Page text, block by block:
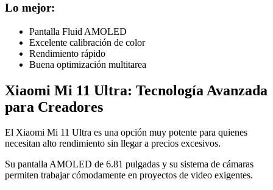
Lo mejor:
Pantalla Fluid AMOLED
Excelente calibración de color
Rendimiento rápido
Buena optimización multitarea
Xiaomi Mi 11 Ultra: Tecnología Avanzada
para Creadores
El Xiaomi Mi 11 Ultra es una opción muy potente para quienes
necesitan alto rendimiento sin llegar a precios excesivos.
Su pantalla AMOLED de 6.81 pulgadas y su sistema de cámaras
permiten trabajar cómodamente en proyectos de video exigentes.